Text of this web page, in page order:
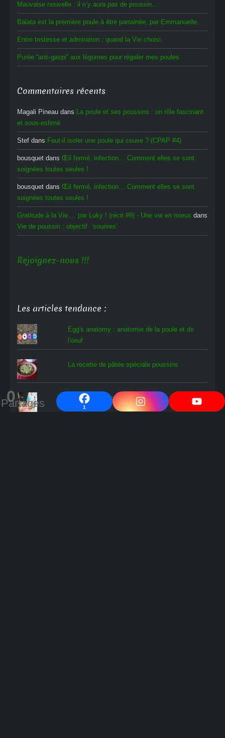
0
Partages 1
Mauvaise nouvelle : il n’y aura pas de poussin…
Balata est la première poule à être parrainée, par Emmanuelle.
Entre tristesse et admiration : quand la Vie choisi.
Purée “anti-gaspi” aux légumes pour régaler mes poules
Commentaires récents
Magali Pineau dans La poule et ses poussins : un rôle fascinant
et sous-estimé
Stef dans Faut-il isoler une poule qui couve ? (CPAP #4)
bousquet dans Œil fermé, infection… Comment elles se sont
soignées toutes seules !
bousquet dans Œil fermé, infection… Comment elles se sont
soignées toutes seules !
Gratitude à la Vie ... par Luky ! (récit #9) - Une vie en mieux dans
Vie de poussin : objectif ‘sourires’
Rejoignez-nous !!!
Les articles tendance :
Egg's anatomy : anatomie de la poule et de
l'oeuf
La recette de pâtée spéciale poussins
Que faire d'un poussin en détresse ?